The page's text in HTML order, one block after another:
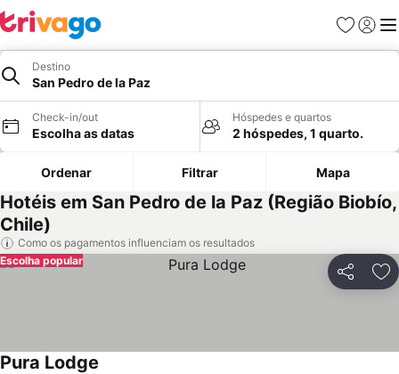
Favoritos
Iniciar
Destino
San Pedro de la Paz
Check-in/out
Escolha as datas
Hóspedes e quartos
2 hóspedes, 1 quarto.
Ordenar Filtrar Mapa
Hotéis em San Pedro de la Paz (Região Biobío,
Chile)
Como os pagamentos influenciam os resultados
Partilhar
Escolha popular
Pura Lodge